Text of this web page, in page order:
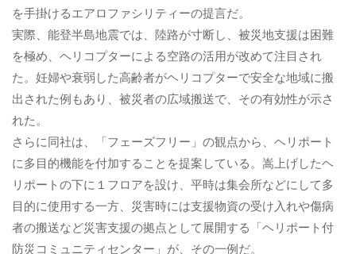
を手掛けるエアロファシリティーの提言だ。
実際、能登半島地震では、陸路が寸断し、被災地支援は困難
を極め、ヘリコプターによる空路の活用が改めて注目され
た。妊婦や衰弱した高齢者がヘリコプターで安全な地域に搬
出された例もあり、被災者の広域搬送で、その有効性が示さ
れた。
さらに同社は、「フェーズフリー」の観点から、ヘリポート
に多目的機能を付加することを提案している。嵩上げしたヘ
リポートの下に１フロアを設け、平時は集会所などにして多
目的に使用する一方、災害時には支援物資の受け入れや傷病
者の搬送など災害支援の拠点として展開する「ヘリポート付
防災コミュニティセンター」が、その一例だ。